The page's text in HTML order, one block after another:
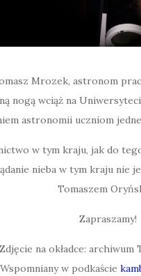
Mrozek, astronom
nogą wciąż na
astronomii uczniom
w tym kraju, jak do
nieba w tym kraju nie
Tomaszem
Zapraszamy!
Zdjęcie na okładce: archiwum
Wspomniany w podkaście